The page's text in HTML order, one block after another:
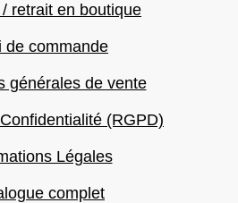
retrait en boutique
de commande
générales de vente
(RGPD)
Légales
complet